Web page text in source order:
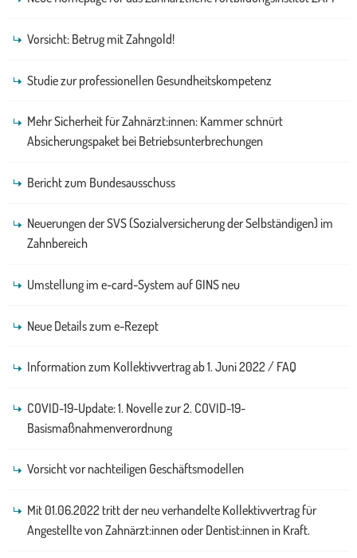
Vorsicht: Betrug mit Zahngold!
Studie zur professionellen Gesundheitskompetenz
Mehr Sicherheit für Zahnärzt:innen: Kammer schnürt
Absicherungspaket bei Betriebsunterbrechungen
Bericht zum Bundesausschuss
Neuerungen der SVS (Sozialversicherung der Selbständigen) im
Zahnbereich
Umstellung im e-card-System auf GINS neu
Neue Details zum e-Rezept
Information zum Kollektivvertrag ab 1. Juni 2022 / FAQ
COVID-19-Update: 1. Novelle zur 2. COVID-19-
Basismaßnahmenverordnung
Vorsicht vor nachteiligen Geschäftsmodellen
Mit 01.06.2022 tritt der neu verhandelte Kollektivvertrag für
Angestellte von Zahnärzt:innen oder Dentist:innen in Kraft.